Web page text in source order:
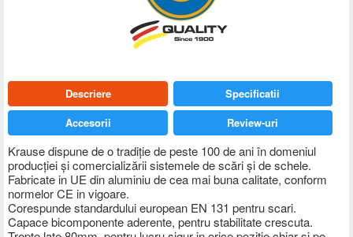
Descriere
Krause dispune de o tradiţie de peste 100 de ani în domeniul
producţiei şi comercializării sistemele de scări şi de schele.
Fabricate in UE din aluminiu de cea mai buna calitate, conform
normelor CE in vigoare.
Corespunde standardului european EN 131 pentru scari.
Capace bicomponente aderente, pentru stabilitate crescuta.
Specificatii
Accesorii
Review-uri